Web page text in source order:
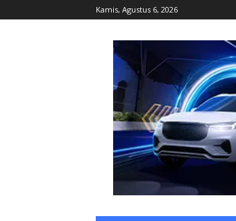
Kamis, Agustus 6, 2026